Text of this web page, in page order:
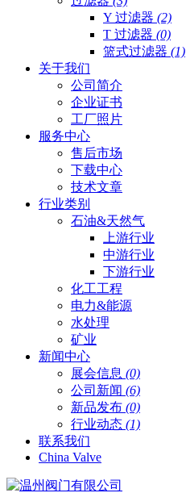
Y 过滤器 (2)
T 过滤器 (0)
篮式过滤器 (1)
关于我们
公司简介
企业证书
工厂照片
服务中心
售后市场
下载中心
技术文章
行业类别
石油&天然气
上游行业
中游行业
下游行业
化工工程
电力&能源
水处理
矿业
新闻中心
展会信息 (0)
公司新闻 (6)
新品发布 (0)
行业动态 (1)
联系我们
China Valve